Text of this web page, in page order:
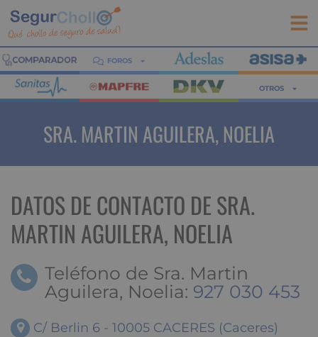
FOROS
OTROS
SRA. MARTIN AGUILERA, NOELIA
DATOS DE CONTACTO DE SRA.
MARTIN AGUILERA, NOELIA
Teléfono de Sra. Martin
Aguilera, Noelia: 927 030 453
C/ Berlin 6 - 10005 CACERES (Caceres)